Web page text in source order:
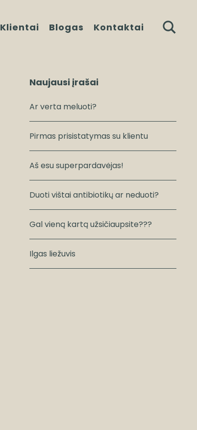
Klientai Blogas Kontaktai
Naujausi įrašai
Ar verta meluoti?
Pirmas prisistatymas su klientu
Aš esu superpardavėjas!
Duoti vištai antibiotikų ar neduoti?
Gal vieną kartą užsičiaupsite???
Ilgas liežuvis